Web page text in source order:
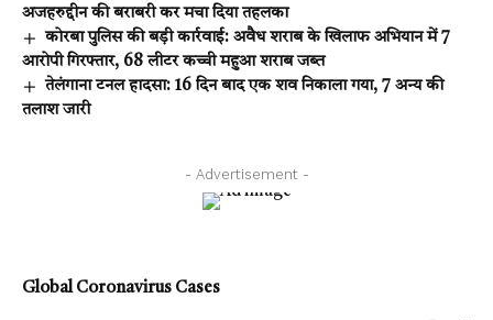
अजहरुद्दीन की बराबरी कर मचा दिया तहलका
कोरबा पुलिस की बड़ी कार्रवाई: अवैध शराब के खिलाफ अभियान में 7
आरोपी गिरफ्तार, 68 लीटर कच्ची महुआ शराब जब्त
तेलंगाना टनल हादसा: 16 दिन बाद एक शव निकाला गया, 7 अन्य की
तलाश जारी
- Advertisement -
Global Coronavirus Cases